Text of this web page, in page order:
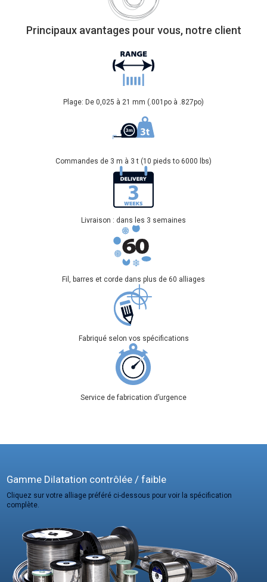
Principaux avantages pour vous, notre client
Plage: De 0,025 à 21 mm (.001po à .827po)
Commandes de 3 m à 3 t (10 pieds to 6000 lbs)
Livraison : dans les 3 semaines
Fil, barres et corde dans plus de 60 alliages
Fabriqué selon vos spécifications
Service de fabrication d’urgence
Gamme Dilatation contrôlée / faible
Cliquez sur votre alliage préféré ci-dessous pour voir la spécification
complète.